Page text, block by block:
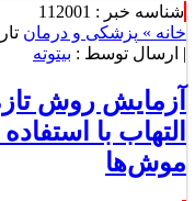
شناسه خبر : 112001
خانه » پزشکی و درمان
| ارسال توسط : بیتوته
آزمایش روش
التهاب با
موش‌ها